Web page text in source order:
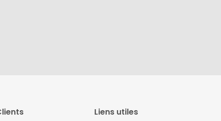
Liens utiles